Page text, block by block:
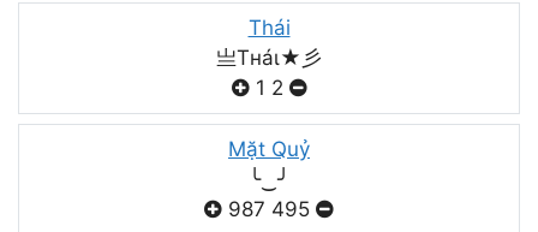
Thái
亗Tнáι★彡
1 2
Mặt Quỷ
╰‿╯
987 495